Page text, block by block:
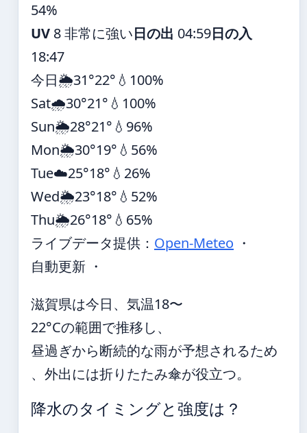
54%
UV 8 非常に強い日の出 04:59日の入
18:47
今日🌦️31°22° 💧100%
Sat🌧️30°21° 💧100%
Sun🌦️28°21° 💧96%
Mon🌦️30°19° 💧56%
Tue☁️25°18° 💧26%
Wed🌦️23°18° 💧52%
Thu🌦️26°18° 💧65%
ライブデータ提供： Open-Meteo ・
自動更新 ・
滋賀県は今日、気温18〜
22°Cの範囲で推移し、
昼過ぎから断続的な雨が予想されるため
、外出には折りたたみ傘が役立つ。
降水のタイミングと強度は？